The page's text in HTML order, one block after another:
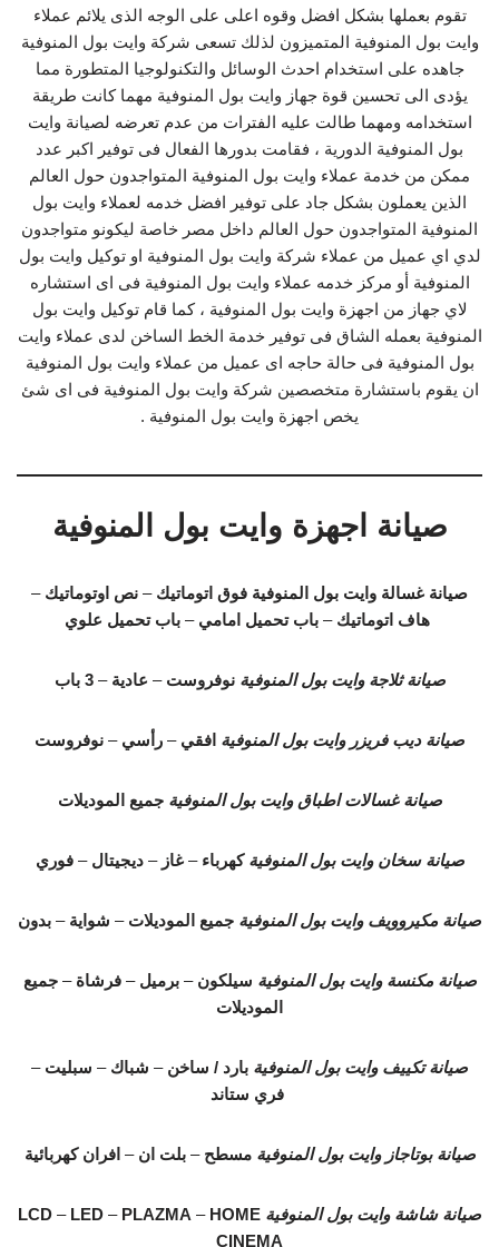
تقوم بعملها بشكل افضل وقوه اعلى على الوجه الذى يلائم عملاء
وايت بول المنوفية المتميزون لذلك تسعى شركة وايت بول المنوفية
جاهده على استخدام احدث الوسائل والتكنولوجيا المتطورة مما
يؤدى الى تحسين قوة جهاز وايت بول المنوفية مهما كانت طريقة
استخدامه ومهما طالت عليه الفترات من عدم تعرضه لصيانة وايت
بول المنوفية الدورية ، فقامت بدورها الفعال فى توفير اكبر عدد
ممكن من خدمة عملاء وايت بول المنوفية المتواجدون حول العالم
الذين يعملون بشكل جاد على توفير افضل خدمه لعملاء وايت بول
المنوفية المتواجدون حول العالم داخل مصر خاصة ليكونو متواجدون
لدي اي عميل من عملاء شركة وايت بول المنوفية او توكيل وايت بول
المنوفية أو مركز خدمه عملاء وايت بول المنوفية فى اى استشاره
لاي جهاز من اجهزة وايت بول المنوفية ، كما قام توكيل وايت بول
المنوفية بعمله الشاق فى توفير خدمة الخط الساخن لدى عملاء وايت
بول المنوفية فى حالة حاجه اى عميل من عملاء وايت بول المنوفية
ان يقوم باستشارة متخصصين شركة وايت بول المنوفية فى اى شئ
يخص اجهزة وايت بول المنوفية .
صيانة اجهزة وايت بول المنوفية
صيانة غسالة وايت بول المنوفية فوق اتوماتيك – نص اوتوماتيك –
هاف اتوماتيك – باب تحميل امامي – باب تحميل علوي
صيانة ثلاجة وايت بول المنوفية نوفروست – عادية –3 باب
صيانة ديب فريزر وايت بول المنوفية افقي – رأسي – نوفروست
صيانة غسالات اطباق وايت بول المنوفية جميع الموديلات
صيانة سخان وايت بول المنوفية كهرباء –غاز –ديجيتال –فوري
صيانة مكيروويف وايت بول المنوفية جميع الموديلات – شواية – بدون
صيانة مكنسة وايت بول المنوفية سيلكون –برميل –فرشاة –جميع
الموديلات
صيانة تكييف وايت بول المنوفية بارد / ساخن – شباك – سبليت –
فري ستاند
صيانة بوتاجاز وايت بول المنوفية مسطح –بلت ان – افران كهربائية
صيانة شاشة وايت بول المنوفية LCD – LED – PLAZMA – HOME
CINEMA